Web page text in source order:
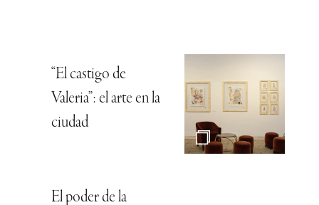
“El castigo de
Valeria”: el arte en la
ciudad
El poder de la